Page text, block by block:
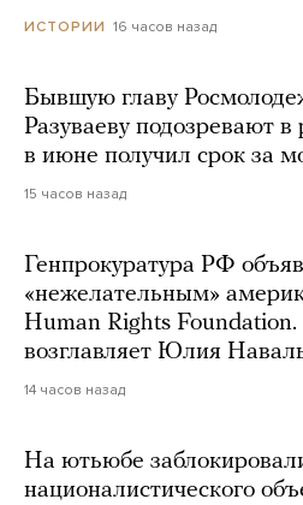
ИСТОРИИ 16 часов назад
Бывшую главу
Разуваеву подозревают в
в июне получил срок за
15 часов назад
Генпрокуратура РФ
«нежелательным»
Human Rights Foundation.
возглавляет Юлия
14 часов назад
На ютьюбе
националистического